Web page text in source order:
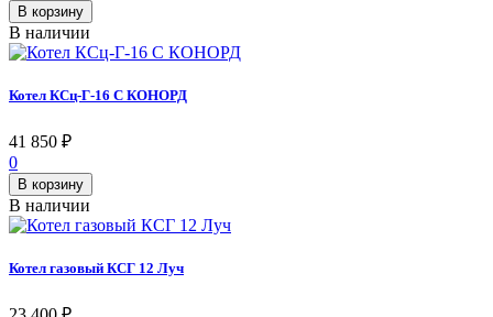
В корзину
В наличии
Котел КСц-Г-16 C КОНОРД
41 850 ₽
0
В корзину
В наличии
Котел газовый КСГ 12 Луч